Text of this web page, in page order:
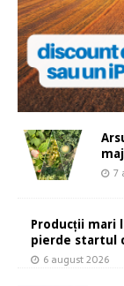
7
Producții mari
pierde startul
6 august 2026